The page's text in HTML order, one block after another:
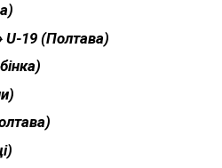
U-19 (Полтава)